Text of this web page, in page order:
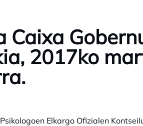
Caixa
2017ko
Elkargo Ofizialen